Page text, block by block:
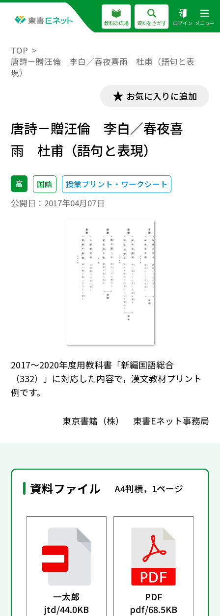
教科の広場 資料をさがす ログイン メニュー
TOP
唐詩－贈汪倫 李白／春夜喜雨 杜甫（語句と表
現）
お気に入りに追加
唐詩－贈汪倫 李白／春夜喜
雨 杜甫（語句と表現）
高 国語 授業プリント・ワークシート
公開日： 2017年04月07日
2017～2020年度用教科書「新編国語総合
（332）」に対応した内容で，漢文教材プリント
例です。
東京書籍（株） 東書Eネット事務局
資料ファイル A4判横，1ページ
一太郎
jtd/44.0KB
PDF
pdf/68.5KB